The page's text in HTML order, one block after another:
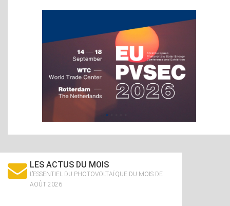
LES ACTUS DU MOIS
L’ESSENTIEL DU PHOTOVOLTAÏQUE DU MOIS DE
AOÛT 2026